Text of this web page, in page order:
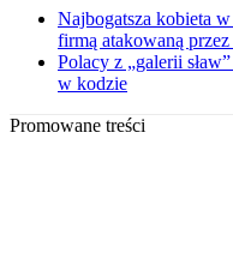
Najbogatsza kobieta
firmą atakowaną
Polacy z „galerii
w kodzie
Promowane treści